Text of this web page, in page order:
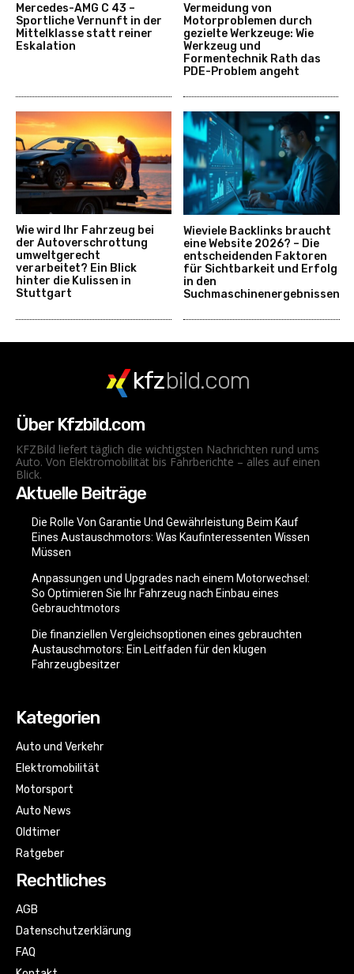
Mercedes-AMG C 43 –
Sportliche Vernunft in der
Mittelklasse statt reiner
Eskalation
Vermeidung von
Motorproblemen durch
gezielte Werkzeuge: Wie
Werkzeug und
Formentechnik Rath das
PDE-Problem angeht
Wie wird Ihr Fahrzeug bei
der Autoverschrottung
umweltgerecht
verarbeitet? Ein Blick
hinter die Kulissen in
Stuttgart
Wieviele Backlinks braucht
eine Website 2026? – Die
entscheidenden Faktoren
für Sichtbarkeit und Erfolg
in den
Suchmaschinenergebnissen
kfzbild.com
Über Kfzbild.com
KFZBild liefert täglich die wichtigsten Nachrichten rund ums
Auto. Von Elektromobilität bis Fahrberichte – alles auf einen
Blick.
Aktuelle Beiträge
Die Rolle Von Garantie Und Gewährleistung Beim Kauf
Eines Austauschmotors: Was Kaufinteressenten Wissen
Müssen
Anpassungen und Upgrades nach einem Motorwechsel:
So Optimieren Sie Ihr Fahrzeug nach Einbau eines
Gebrauchtmotors
Die finanziellen Vergleichsoptionen eines gebrauchten
Austauschmotors: Ein Leitfaden für den klugen
Fahrzeugbesitzer
Kategorien
Auto und Verkehr
Elektromobilität
Motorsport
Auto News
Oldtimer
Ratgeber
Rechtliches
AGB
Datenschutzerklärung
FAQ